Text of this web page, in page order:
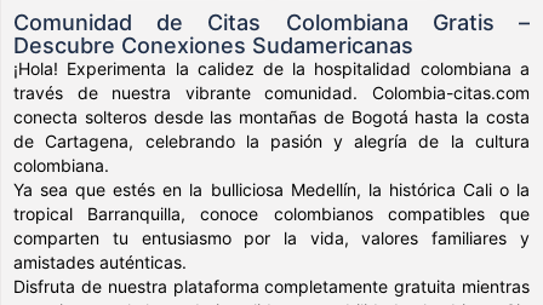
Comunidad de Citas Colombiana Gratis –
Descubre Conexiones Sudamericanas
¡Hola! Experimenta la calidez de la hospitalidad colombiana a
través de nuestra vibrante comunidad. Colombia-citas.com
conecta solteros desde las montañas de Bogotá hasta la costa
de Cartagena, celebrando la pasión y alegría de la cultura
colombiana.
Ya sea que estés en la bulliciosa Medellín, la histórica Cali o la
tropical Barranquilla, conoce colombianos compatibles que
comparten tu entusiasmo por la vida, valores familiares y
amistades auténticas.
Disfruta de nuestra plataforma completamente gratuita mientras